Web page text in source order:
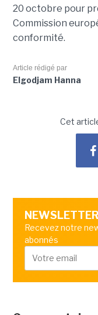
20 octobre pour
Commission
conformité.
Article rédigé par
Elgodjam Hanna
Cet
NEWSLETTER
Recevez notre
abonnés